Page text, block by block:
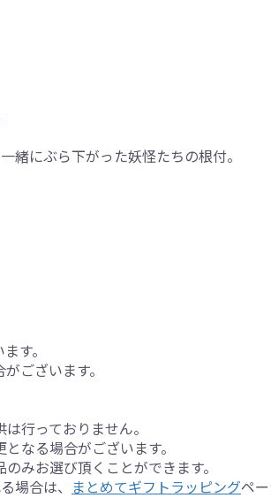
緒にぶら下がった妖怪たちの根付。
す。
ございます。
行っておりません。
なる場合がございます。
みお選び頂くことができます。
場合は、 まとめてギフトラッピングペ